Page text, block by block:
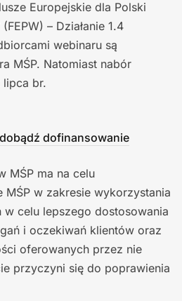
Europejskie dla Polski
– Działanie 1.4
webinaru są
MŚP. Natomiast nabór
br.
dofinansowanie
MŚP ma na celu
w zakresie wykorzystania
celu lepszego dostosowania
i oczekiwań klientów oraz
oferowanych przez nie
przyczyni się do poprawienia